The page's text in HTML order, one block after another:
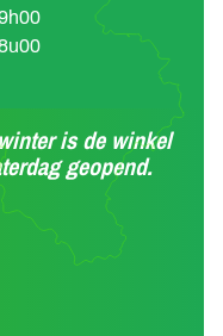
is de winkel
geopend.